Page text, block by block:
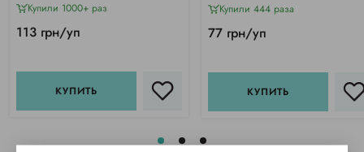
Купили 1000+ раз
113 грн/уп
КУПИТЬ
Купили 444 раза
77 грн/уп
КУПИТЬ